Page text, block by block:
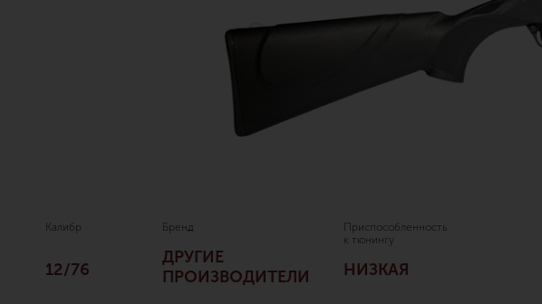
Калибр
12/76
Бренд
ДРУГИЕ
ПРОИЗВОДИТЕЛИ
Приспособленность
к тюнингу
НИЗКАЯ